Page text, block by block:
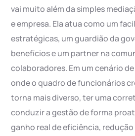
vai muito além da simples
e empresa. Ela atua como um
estratégicas, um guardião da
benefícios e um partner na
colaboradores. Em um cenário
onde o quadro de funcionários
torna mais diverso, ter uma
conduzir a gestão de forma
ganho real de eficiência,